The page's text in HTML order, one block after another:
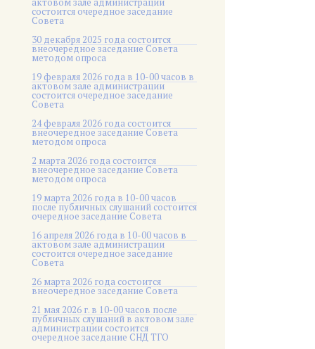
состоится очередное заседание
Совета
30 декабря 2025 года состоится
внеочередное заседание Совета
методом опроса
19 февраля 2026 года в 10-00 часов в
актовом зале администрации
состоится очередное заседание
Совета
24 февраля 2026 года состоится
внеочередное заседание Совета
методом опроса
2 марта 2026 года состоится
внеочередное заседание Совета
методом опроса
19 марта 2026 года в 10-00 часов
после публичных слушаний состоится
очередное заседание Совета
16 апреля 2026 года в 10-00 часов в
актовом зале администрации
состоится очередное заседание
Совета
26 марта 2026 года состоится
внеочередное заседание Совета
21 мая 2026 г. в 10-00 часов после
публичных слушаний в актовом зале
администрации состоится
очередное заседание СНД ТГО